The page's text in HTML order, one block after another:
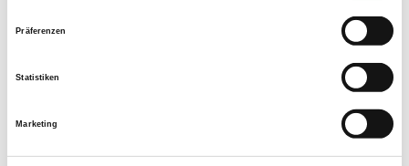
Präferenzen
Statistiken
Marketing